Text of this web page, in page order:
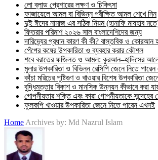
লো ব্লাড প্রেশারের লক্ষণ ও চিকিৎসা
ফাজায়েলে আমল বা বিভিন্ন পরীক্ষিত আমল শেখে নিন
দুই ঈদের নামাজ এর সঠিক নিয়ম (হানাফি মাযহাব
ফিতরার পরিমাণ ২০২৬ সাল বাংলাদেশিদের জন্য
দারিদ্র্যের প্রধান কারণ কী কী? বাস্তবিক ও কোরআন
পেঁপের কষের উপকারিতা ও ব্যবহার করার কৌশল
শবে বরাতের ফজিলত ও আমল: কুরআন–হাদিসের
মুলার উপকারিতা ও বিভিন্ন রেসিপি জেনে নিতে
কাঁচা মরিচের পুষ্টিগুণ ও খাওয়ার বিশেষ উপকারিতা
বুদ্ধিমত্তার বিকাশ ও মানসিক উন্নয়ন কীভাবে করা
গোপনীয়তার শক্তি এবং কারা গোপনীয়তাকে সন্দেহের
ফুলকপি খাওয়ার উপকারিতা জেনে নিতে পারেন এখনই
Home Archives by: Md Nazrul Islam